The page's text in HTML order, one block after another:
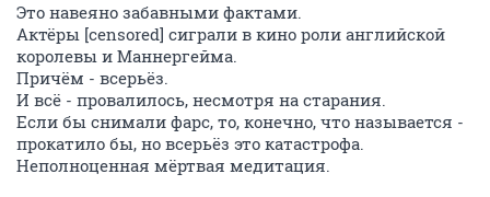
Это навеяно забавными фактами.
Актёры [censored] сиграли в кино роли английской
королевы и Маннергейма.
Причём - всерьёз.
И всё - провалилось, несмотря на старания.
Если бы снимали фарс, то, конечно, что называется -
прокатило бы, но всерьёз это катастрофа.
Неполноценная мёртвая медитация.